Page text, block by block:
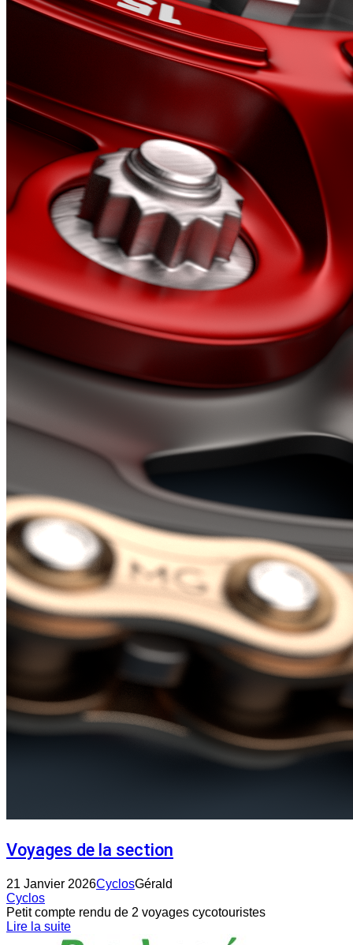
Voyages de la section
21 Janvier 2026CyclosGérald
Cyclos
Petit compte rendu de 2 voyages cycotouristes
Lire la suite